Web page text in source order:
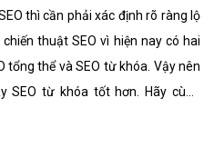
thì cần phải xác định rõ ràng lộ
thuật SEO vì hiện nay có hai
tổng thể và SEO từ khóa. Vậy nên
SEO từ khóa tốt hơn. Hãy cùng